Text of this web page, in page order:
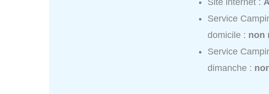
Service
domicile : non
Service
dimanche :